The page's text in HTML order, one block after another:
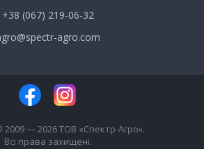
+38 (067) 219-06-32
agro.com
2009 — 2026 ТОВ «Спектр-Агро».
Всі права захищені.